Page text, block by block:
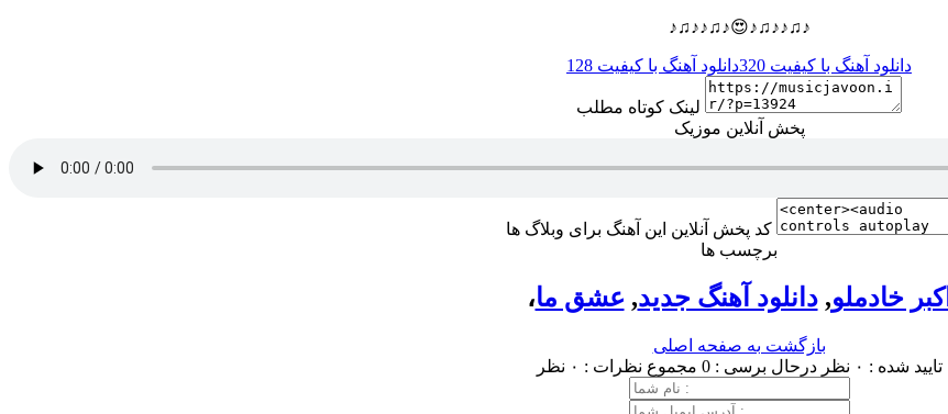
♪♫♪♪♫♪😍♪♫♪♪♫♪
دانلود آهنگ با کیفیت 320 دانلود آهنگ با کیفیت 128
لینک کوتاه مطلب
پخش آنلاین موزیک
کد پخش آنلاین این آهنگ برای وبلاگ ها
برچسب ها
، اکبر خادملو,دانلود آهنگ جدید, عشق ما
بازگشت به صفحه اصلی
تایید شده : ۰ نظر
درحال برسی : 0 مجموع نظرات : ۰ نظر